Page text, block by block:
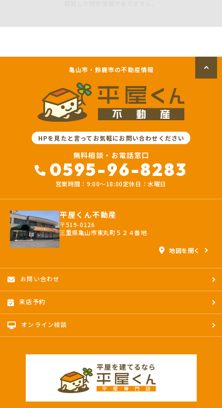
亀山市・鈴鹿市の不動産情報
HPを見たと言ってお気軽にお問い合わせください
無料相談・お電話窓口
0595-96-8283
営業時間：9:00〜18:00定休日：水曜日
平屋くん不動産
〒519-0126
三重県亀山市東丸町５２４番地
地図を開く
お問い合わせ
来店予約
オンライン相談